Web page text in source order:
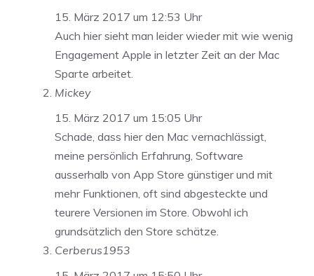
15. März 2017 um 12:53 Uhr
Auch hier sieht man leider wieder mit wie wenig
Engagement Apple in letzter Zeit an der Mac
Sparte arbeitet.
Mickey
15. März 2017 um 15:05 Uhr
Schade, dass hier den Mac vernachlässigt,
meine persönlich Erfahrung, Software
ausserhalb von App Store günstiger und mit
mehr Funktionen, oft sind abgesteckte und
teurere Versionen im Store. Obwohl ich
grundsätzlich den Store schätze.
Cerberus1953